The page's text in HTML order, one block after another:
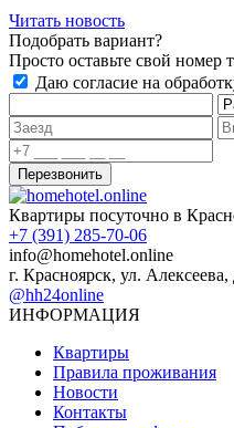
Читать новость
Подобрать вариант?
Просто оставьте свой
Даю согласие на
Квартиры посуточно в
‭+7 (391) ‭285-70-06‬‬
info@homehotel.online
г. Красноярск, ул. Алексеева,
@hh24online
ИНФОРМАЦИЯ
Квартиры
Правила проживания
Новости
Контакты